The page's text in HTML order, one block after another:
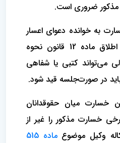
ضروری است.
به خوانده دعوای اعسار
(محکوم‌له)، با توجه به اطلاق ماده 12 قانون نحوه
می‌تواند کتبی یا شفاهی
در صورت‌جلسه قید شود.
خسارت میان حقوقدانان
خسارت مذکور را غیر از
وکیل موضوع
ماده 515